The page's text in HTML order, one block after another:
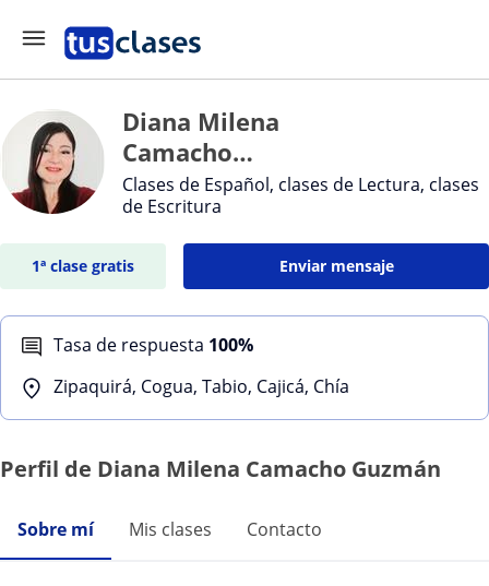
Diana Milena
Camacho
Guzmán
Clases de Español, clases de Lectura, clases
de Escritura
1ª clase gratis Enviar mensaje
Tasa de respuesta 100%
Zipaquirá, Cogua, Tabio, Cajicá, Chía
Perfil de Diana Milena Camacho Guzmán
Sobre mí Mis clases Contacto